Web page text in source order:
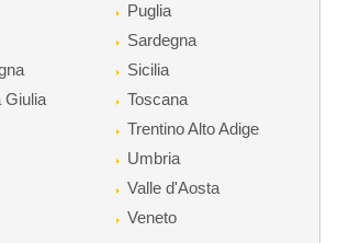
Giulia
Puglia
Sardegna
Sicilia
Toscana
Trentino Alto Adige
Umbria
Valle d'Aosta
Veneto